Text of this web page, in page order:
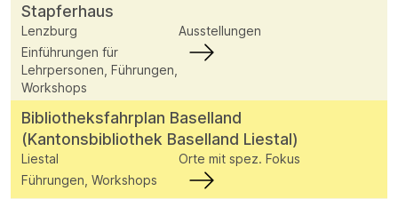
Stapferhaus
Lenzburg
Ausstellungen
Einführungen für
Lehrpersonen, Führungen,
Workshops
Bibliotheksfahrplan Baselland
(Kantonsbibliothek Baselland Liestal)
Liestal
Orte mit spez. Fokus
Führungen, Workshops